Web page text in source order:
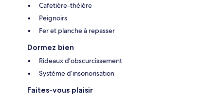
Cafetière-théière
Peignoirs
Fer et planche à repasser
Dormez bien
Rideaux d’obscurcissement
Système d’insonorisation
Faites-vous plaisir